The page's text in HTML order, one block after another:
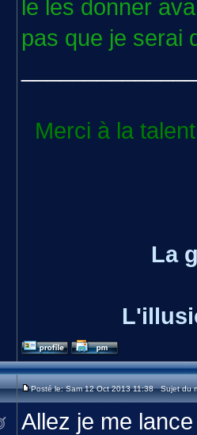
le les donner
pas que je serai
Merci à la
La
Posté le: Sam 12 Oct 2013 11:38 Sujet du
Allez je me